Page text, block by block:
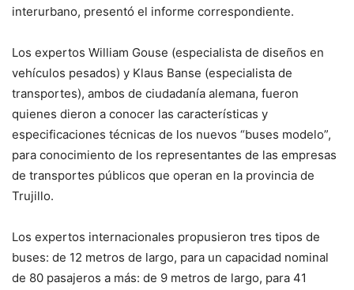
interurbano, presentó el informe correspondiente.
Los expertos William Gouse (especialista de diseños en
vehículos pesados) y Klaus Banse (especialista de
transportes), ambos de ciudadanía alemana, fueron
quienes dieron a conocer las características y
especificaciones técnicas de los nuevos “buses modelo”,
para conocimiento de los representantes de las empresas
de transportes públicos que operan en la provincia de
Trujillo.
Los expertos internacionales propusieron tres tipos de
buses: de 12 metros de largo, para un capacidad nominal
de 80 pasajeros a más: de 9 metros de largo, para 41